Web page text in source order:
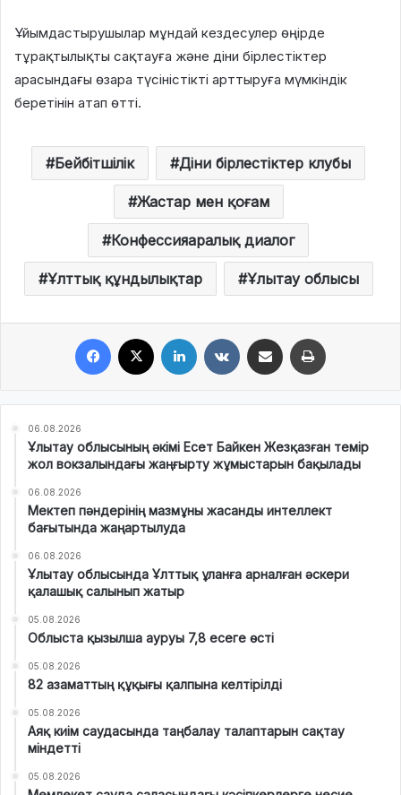
Ұйымдастырушылар мұндай кездесулер өңірде
тұрақтылықты сақтауға және діни бірлестіктер
арасындағы өзара түсіністікті арттыруға мүмкіндік
беретінін атап өтті.
Бейбітшілік Діни бірлестіктер клубы
Жастар мен қоғам
Конфессияаралық диалог
Ұлттық құндылықтар Ұлытау облысы
06.08.2026
Ұлытау облысының әкімі Есет Байкен Жезқазған темір
жол вокзалындағы жаңғырту жұмыстарын бақылады
06.08.2026
Мектеп пәндерінің мазмұны жасанды интеллект
бағытында жаңартылуда
06.08.2026
Ұлытау облысында Ұлттық ұланға арналған әскери
қалашық салынып жатыр
05.08.2026
Облыста қызылша ауруы 7,8 есеге өсті
05.08.2026
82 азаматтың құқығы қалпына келтірілді
05.08.2026
Аяқ киім саудасында таңбалау талаптарын сақтау
міндетті
05.08.2026